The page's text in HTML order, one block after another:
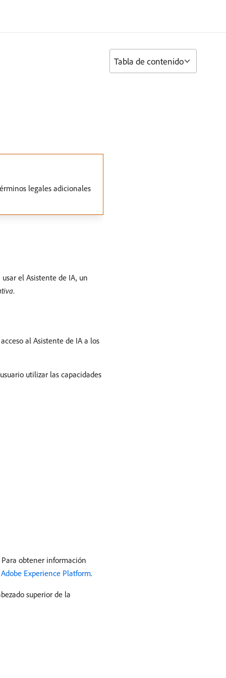
legales adicionales
el Asistente de IA, un
.
al Asistente de IA a los
utilizar las capacidades
obtener información
Experience Platform.
superior de la
Tabla de contenido